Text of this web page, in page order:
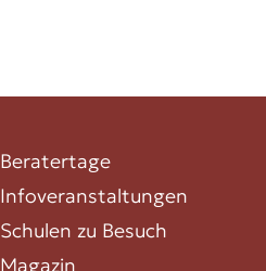
Beratertage
Infoveranstaltungen
Schulen zu Besuch
Magazin